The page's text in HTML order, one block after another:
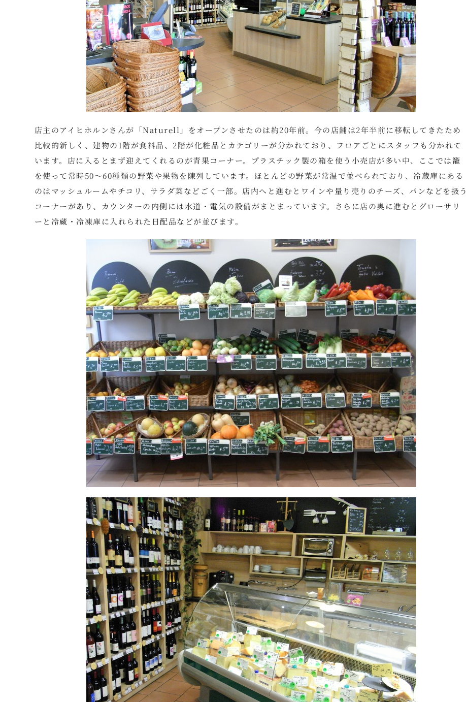
店主のアイヒホルンさんが「Naturell」をオープンさせたのは約20年前。今の店舗は2年半前に移転してきたため
比較的新しく、建物の1階が食料品、2階が化粧品とカテゴリーが分かれており、フロアごとにスタッフも分かれて
います。店に入るとまず迎えてくれるのが青果コーナー。プラスチック製の箱を使う小売店が多い中、ここでは籠
を使って常時50～60種類の野菜や果物を陳列しています。ほとんどの野菜が常温で並べられており、冷蔵庫にある
のはマッシュルームやチコリ、サラダ菜などごく一部。店内へと進むとワインや量り売りのチーズ、パンなどを扱う
コーナーがあり、カウンターの内側には水道・電気の設備がまとまっています。さらに店の奥に進むとグローサリ
ーと冷蔵・冷凍庫に入れられた日配品などが並びます。